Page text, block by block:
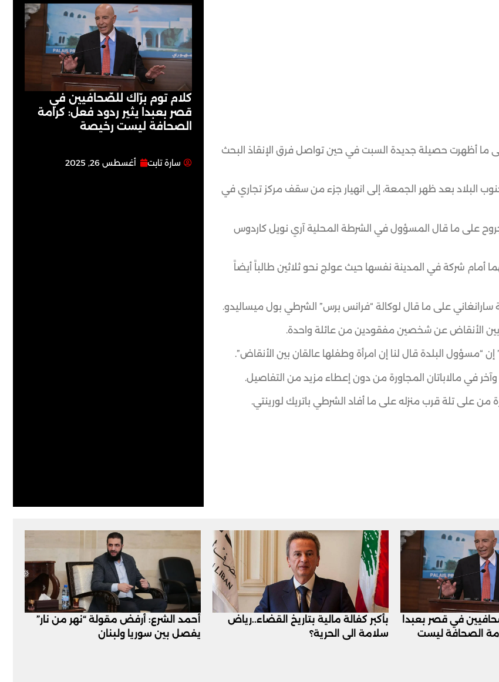
كلام توم برّاك للصّحافيين في
قصر بعبدا يثير ردود فعل: كرامة
الصحافة ليست رخيصة
سارة تابت أغسطس 26, 2025
أظهرت حصيلة جديدة السبت في حين تواصل فرق الإنقاذ البحث
جزيرة مينداناو في جنوب البلاد بعد ظهر الجمعة، إلى انهيار جزء من سقف مركز تجاري في
المركز التجاري إلى مقتل امرأة وإصابة 19 آخرين بجروح على ما قال المسؤول في الشرطة المحلية آري نويل كاردوس
أمام شركة في المدينة نفسها حيث عولج نحو ثلاثين طالباً أيضاً
على ما قال لوكالة “فرانس برس” الشرطي بول ميساليدو.
بين الأنقاض عن شخصين مفقودين من عائلة واحدة.
“مسؤول البلدة قال لنا إن امرأة وطفلها عالقان بين الأنقاض”.
في مالاباتان المجاورة من دون إعطاء مزيد من التفاصيل.
على تلة قرب منزله على ما أفاد الشرطي باتريك لورينتي.
في قصر بعبدا
الصحافة ليست
بأكبر كفالة مالية بتاريخ القضاء..رياض
سلامة الى الحرية؟
أحمد الشرع: أرفض مقولة “نهر من نار”
يفصل بين سوريا ولبنان